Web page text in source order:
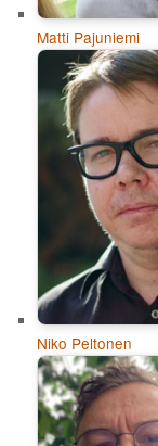
Matti Pajuniemi
Niko Peltonen